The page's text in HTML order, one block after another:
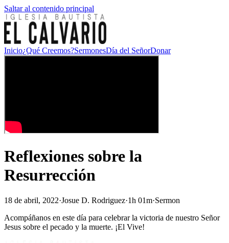
Saltar al contenido principal
Inicio¿Qué Creemos?SermonesDía del SeñorDonar
Reflexiones sobre la
Resurrección
18 de abril, 2022·Josue D. Rodriguez·1h 01m·Sermon
Acompáñanos en este día para celebrar la victoria de nuestro Señor
Jesus sobre el pecado y la muerte. ¡El Vive!